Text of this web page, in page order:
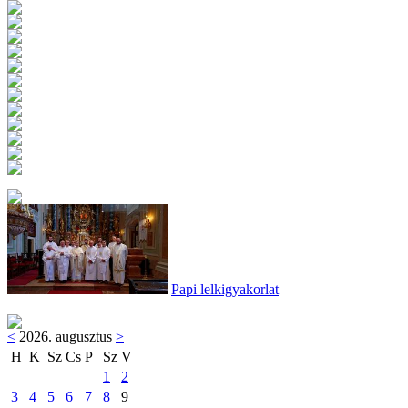
Papi lelkigyakorlat
< 2026. augusztus >
H K Sz Cs P Sz V
1
2
3
4 5 6 7 8
9